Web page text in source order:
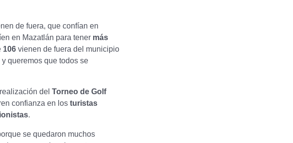
de fuera, que confían en
en Mazatlán para tener más
106 vienen de fuera del municipio
y queremos que todos se
del Torneo de Golf
confianza en los turistas
.
se quedaron muchos